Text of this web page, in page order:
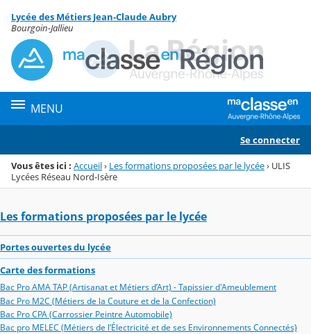
Menu de la rubrique
Contenu
Lycée des Métiers Jean-Claude Aubry
Bourgoin-Jallieu
MENU
Se connecter
Vous êtes ici : Accueil› Les formations proposées par le lycée› ULIS
Lycées Réseau Nord-Isère
Les formations proposées par le lycée
Portes ouvertes du lycée
Carte des formations
Bac Pro AMA TAP (Artisanat et Métiers d’Art) - Tapissier d'Ameublement
Bac Pro M2C (Métiers de la Couture et de la Confection)
Bac Pro CPA (Carrossier Peintre Automobile)
Bac pro MELEC (Métiers de l’Électricité et de ses Environnements Connectés)